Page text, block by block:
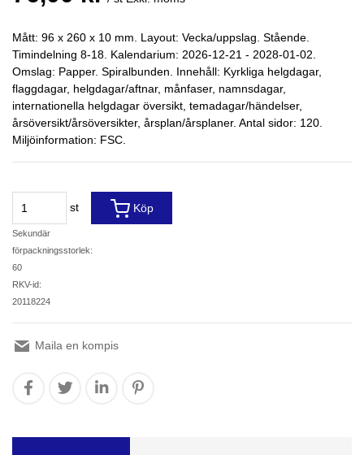
Mått: 96 x 260 x 10 mm. Layout: Vecka/uppslag. Stående.
Timindelning 8-18. Kalendarium: 2026-12-21 - 2028-01-02.
Omslag: Papper. Spiralbunden. Innehåll: Kyrkliga helgdagar,
flaggdagar, helgdagar/aftnar, månfaser, namnsdagar,
internationella helgdagar översikt, temadagar/händelser,
årsöversikt/årsöversikter, årsplan/årsplaner. Antal sidor: 120.
Miljöinformation: FSC.
st
Sekundär
förpackningsstorlek:
60
RKV-id:
20118224
Köp
Maila en kompis